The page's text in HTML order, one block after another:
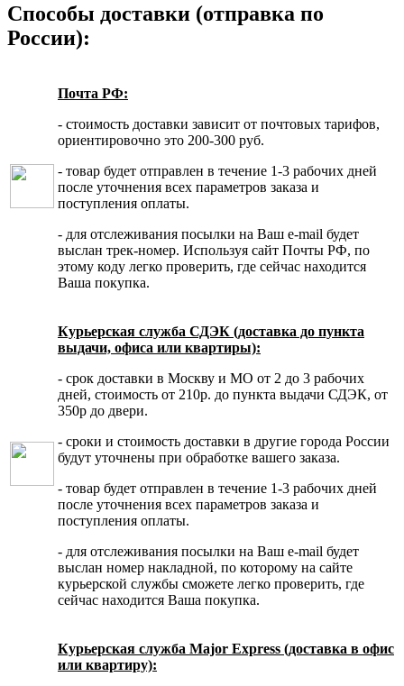
Способы доставки (отправка по
России):
Почта РФ:
- стоимость доставки зависит от почтовых тарифов,
ориентировочно это 200-300 руб.
- товар будет отправлен в течение 1-3 рабочих дней
после уточнения всех параметров заказа и
поступления оплаты.
- для отслеживания посылки на Ваш e-mail будет
выслан трек-номер. Используя сайт Почты РФ, по
этому коду легко проверить, где сейчас находится
Ваша покупка.
Курьерская служба СДЭК (доставка до пункта
выдачи, офиса или квартиры):
- срок доставки в Москву и МО от 2 до 3 рабочих
дней, стоимость от 210р. до пункта выдачи СДЭК, от
350р до двери.
- сроки и стоимость доставки в другие города России
будут уточнены при обработке вашего заказа.
- товар будет отправлен в течение 1-3 рабочих дней
после уточнения всех параметров заказа и
поступления оплаты.
- для отслеживания посылки на Ваш e-mail будет
выслан номер накладной, по которому на сайте
курьерской службы сможете легко проверить, где
сейчас находится Ваша покупка.
Курьерская служба Major Express (доставка в офис
или квартиру):